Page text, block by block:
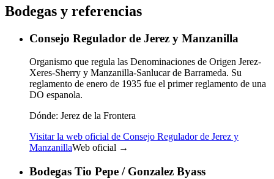
Bodegas y referencias
Consejo Regulador de Jerez y Manzanilla
Organismo que regula las Denominaciones de Origen Jerez-
Xeres-Sherry y Manzanilla-Sanlucar de Barrameda. Su
reglamento de enero de 1935 fue el primer reglamento de una
DO espanola.
Dónde: Jerez de la Frontera
Visitar la web oficial de Consejo Regulador de Jerez y
ManzanillaWeb oficial →
Bodegas Tio Pepe / Gonzalez Byass